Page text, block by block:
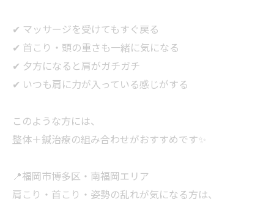
✔ マッサージを受けてもすぐ戻る
✔ 首こり・頭の重さも一緒に気になる
✔ 夕方になると肩がガチガチ
✔ いつも肩に力が入っている感じがする
このような方には、
整体＋鍼治療の組み合わせがおすすめです✨
📍福岡市博多区・南福岡エリア
肩こり・首こり・姿勢の乱れが気になる方は、